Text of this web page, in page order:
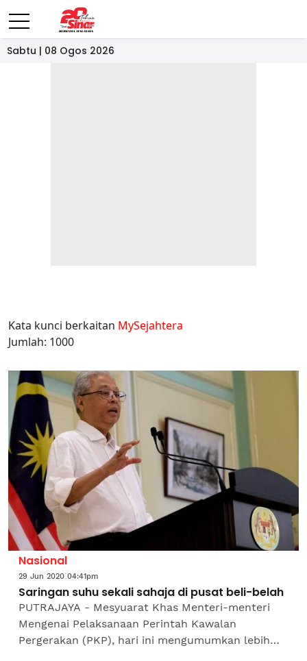
Sabtu | 08 Ogos 2026
Kata kunci berkaitan MySejahtera
Jumlah: 1000
Nasional
29 Jun 2020 04:41pm
Saringan suhu sekali sahaja di pusat beli-belah
PUTRAJAYA - Mesyuarat Khas Menteri-menteri
Mengenai Pelaksanaan Perintah Kawalan
Pergerakan (PKP), hari ini mengumumkan lebih